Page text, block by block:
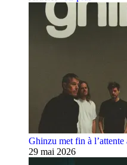
Ghinzu met fin à
29 mai 2026